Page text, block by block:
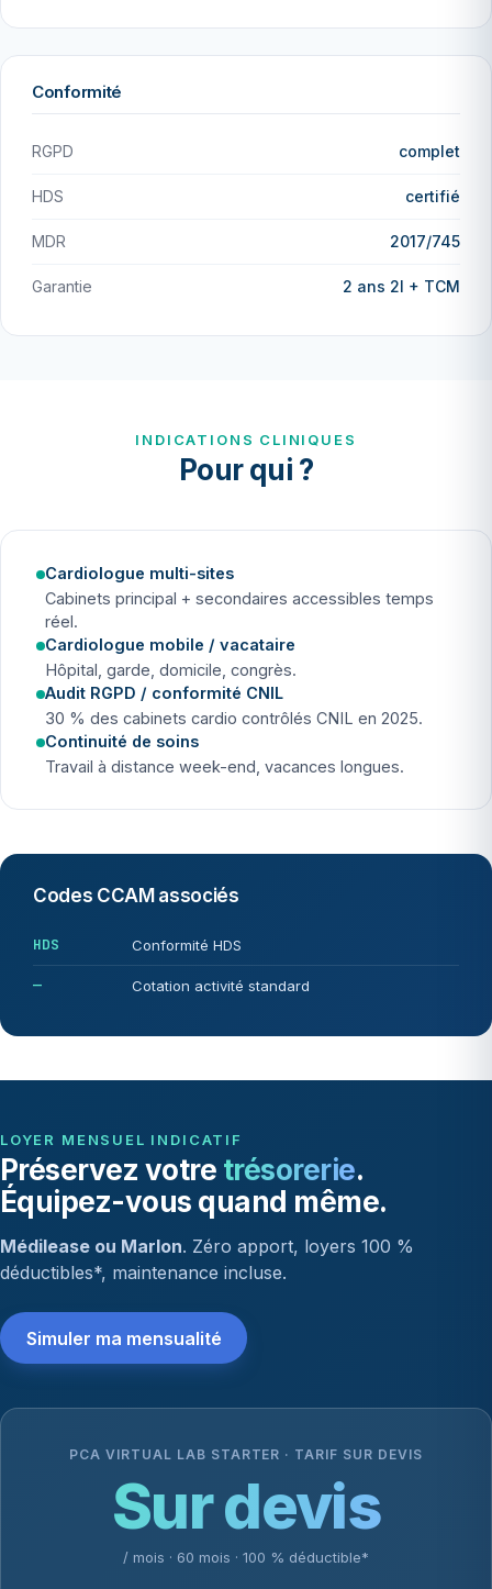
Conformité
RGPD complet
HDS certifié
MDR 2017/745
Garantie 2 ans 2I + TCM
INDICATIONS CLINIQUES
Pour qui ?
Cardiologue multi-sites
Cabinets principal + secondaires accessibles temps
réel.
Cardiologue mobile / vacataire
Hôpital, garde, domicile, congrès.
Audit RGPD / conformité CNIL
30 % des cabinets cardio contrôlés CNIL en 2025.
Continuité de soins
Travail à distance week-end, vacances longues.
Codes CCAM associés
HDS Conformité HDS
— Cotation activité standard
LOYER MENSUEL INDICATIF
Préservez votre trésorerie.
Équipez-vous quand même.
Médilease ou Marlon. Zéro apport, loyers 100 %
déductibles*, maintenance incluse.
Simuler ma mensualité
PCA VIRTUAL LAB STARTER · TARIF SUR DEVIS
Sur devis
/ mois · 60 mois · 100 % déductible*